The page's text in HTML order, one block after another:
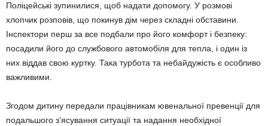
Поліцейські зупинилися, щоб надати допомогу. У розмові
хлопчик розповів, що покинув дім через складні обставини.
Інспектори перш за все подбали про його комфорт і безпеку:
посадили його до службового автомобіля для тепла, і один із
них віддав свою куртку. Така турбота та небайдужість є особливо
важливими.
Згодом дитину передали працівникам ювенальної превенції для
подальшого з’ясування ситуації та надання необхідної